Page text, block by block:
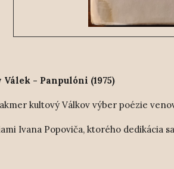
- Panpulóni (1975)
kultový Válkov výber poézie
Ivana Popoviča, ktorého dedikácia